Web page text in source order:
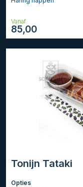
Vanaf
85,00
Tonijn Tataki
Opties